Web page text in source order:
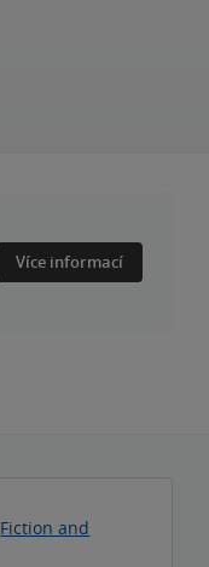
Více informací
Fiction and